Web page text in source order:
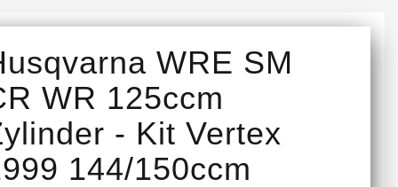
/
WRE SM
WR 125ccm
- Kit Vertex
144/150ccm